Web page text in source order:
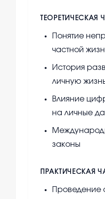
ТЕОРЕТИЧЕСКАЯ
Понятие
частной
История
личную
Влияние
на личные
законы
ПРАКТИЧЕСКАЯ
Проведение